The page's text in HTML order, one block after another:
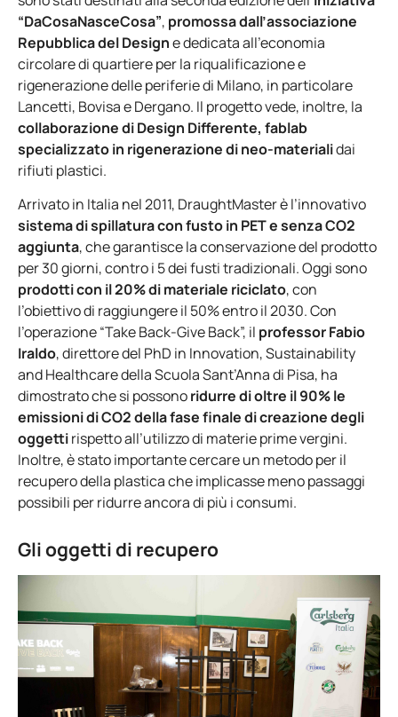
“DaCosaNasceCosa”, promossa dall’associazione
Repubblica del Designe dedicata all’economia
circolare di quartiere per la riqualificazione e
rigenerazione delle periferie di Milano, in particolare
Lancetti, Bovisa e Dergano. Il progetto vede, inoltre, la
collaborazione di Design Differente, fablab
specializzato in rigenerazione di neo-materialidai
rifiuti plastici.
Arrivato in Italia nel 2011, DraughtMaster è l’innovativo
sistema di spillatura con fusto in PET e senza CO2
aggiunta, che garantisce la conservazione del prodotto
per 30 giorni, contro i 5 dei fusti tradizionali. Oggi sono
prodotti con il 20% di materiale riciclato, con
l’obiettivo di raggiungere il 50% entro il 2030. Con
l’operazione “Take Back-Give Back”, il professor Fabio
Iraldo, direttore del PhD in Innovation, Sustainability
and Healthcare della Scuola Sant’Anna di Pisa, ha
dimostrato che si possonoridurre di oltre il 90% le
emissioni di CO2 della fase finale di creazione degli
oggettirispetto all’utilizzo di materie prime vergini.
Inoltre, è stato importante cercare un metodo per il
recupero della plastica che implicasse meno passaggi
possibili per ridurre ancora di più i consumi.
Gli oggetti di recupero